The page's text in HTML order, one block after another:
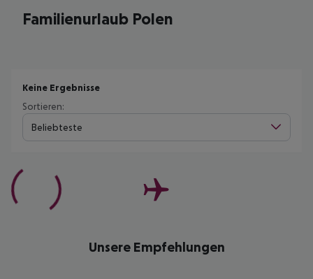
Familienurlaub Polen
Keine Ergebnisse
Sortieren:
Beliebteste
Unsere Empfehlungen